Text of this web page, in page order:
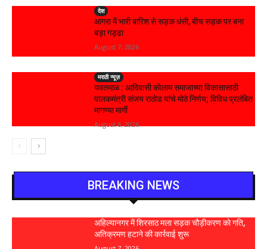
देश
आगरा में भारी बारिश से सड़क धंसी, बीच सड़क पर बना
बड़ा गड्ढा
August 7, 2026
मराठी न्यूज़
यवतमाळ : आदिवासी कोलाम समाजाच्या विकासासाठी
पालकमंत्री संजय राठोड यांचे मोठे निर्णय; विविध प्रलंबित
मागण्या मार्गी
August 6, 2026
BREAKING NEWS
अहिल्यानगर में शिरसाठ मला सड़क चौड़ीकरण को गति,
अतिक्रमण हटाने की कार्रवाई शुरू